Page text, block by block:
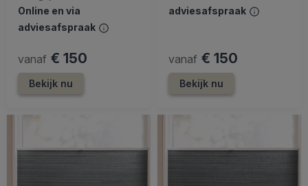
Online en via
adviesafspraak
vanaf € 150
Bekijk nu
adviesafspraak
vanaf € 150
Bekijk nu